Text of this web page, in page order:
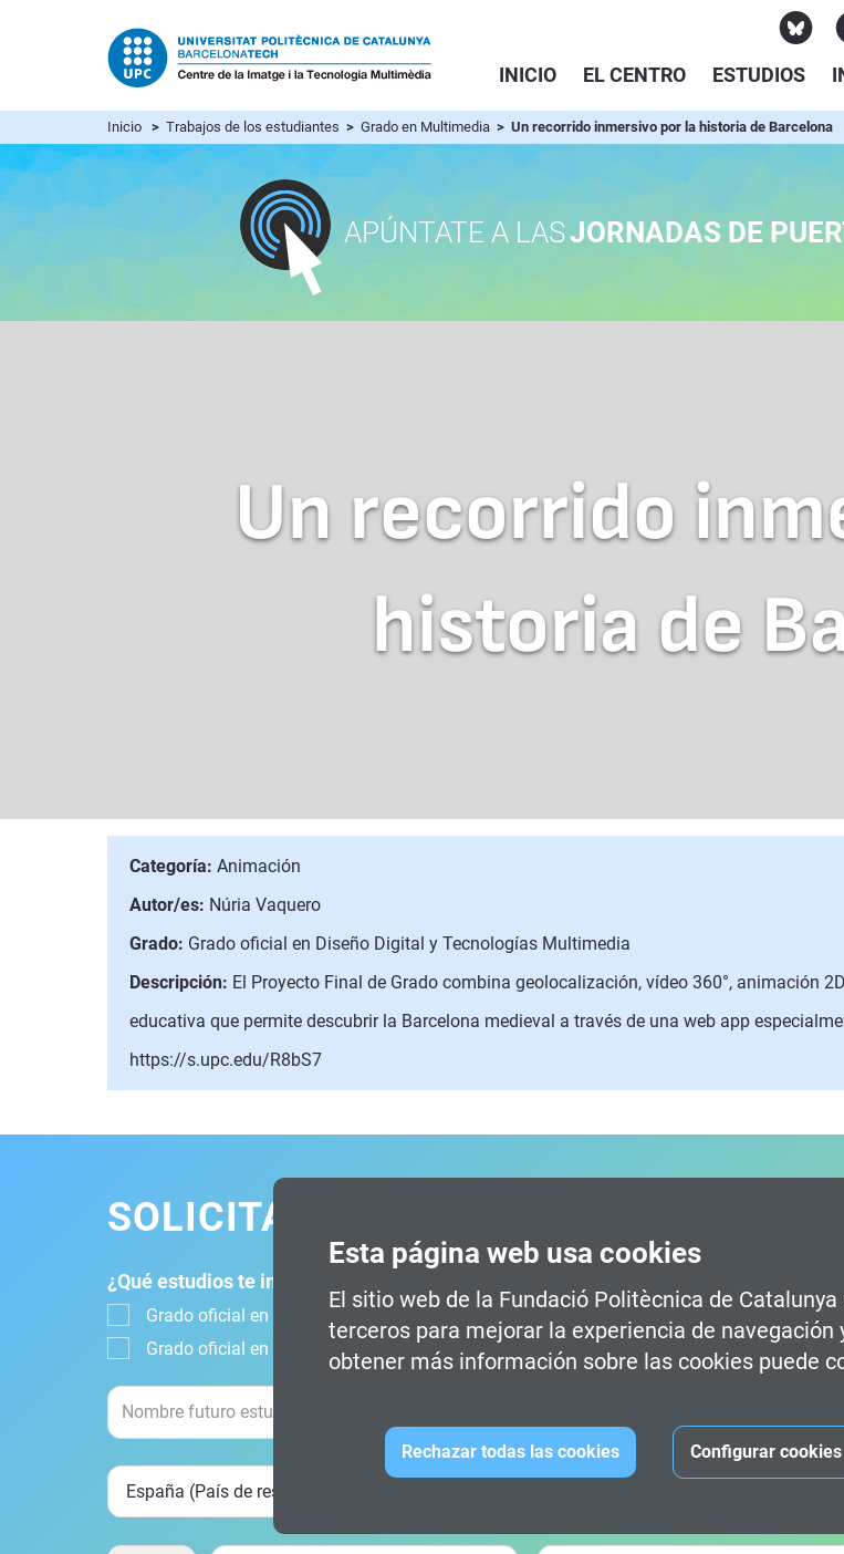
Esta página web usa cookies
El sitio web de la Fundació Politècnica de
terceros para mejorar la experiencia de navegación
obtener más información sobre las cookies puede
Rechazar todas las cookies Configurar cookies
INICIO EL CENTRO ESTUDIOS
Inicio > Trabajos de los estudiantes > Grado en Multimedia > Un recorrido inmersivo por la historia de Barcelona
APÚNTATE A LASJORNADAS DE
Un recorrido
historia de
Categoría: Animación
Autor/es: Núria Vaquero
Grado: Grado oficial en Diseño Digital y Tecnologías Multimedia
Descripción: El Proyecto Final de Grado combina geolocalización, vídeo 360°, animación
educativa que permite descubrir la Barcelona medieval a través de una web app
https://s.upc.edu/R8bS7
SOLICITA INFORMACIÓN
¿Qué estudios te interesan?
Grado oficial en Diseño, Animación y Arte Digital -
Grado oficial en Diseño Digital y Tecnologías Multimedia - Terrassa
Grado oficial
Grado